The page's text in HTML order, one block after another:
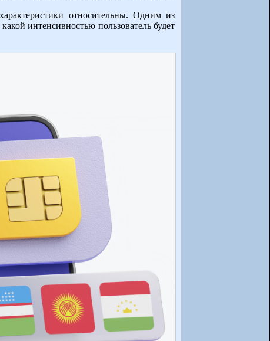
относительны. Одним из
интенсивностью пользователь будет